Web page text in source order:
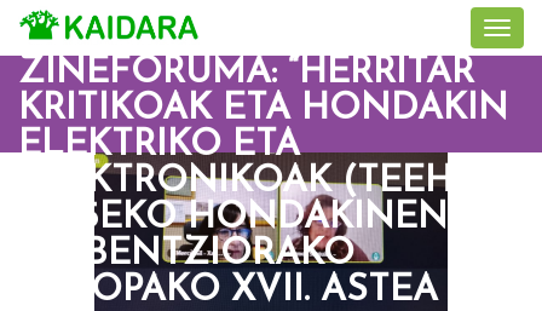
ZINEFORUMA: “HERRITAR
KRITIKOAK ETA HONDAKIN
ELEKTRIKO ETA
ELEKTRONIKOAK (TEEH)”
2025EKO HONDAKINEN
PREBENTZIORAKO
EUROPAKO XVII. ASTEA